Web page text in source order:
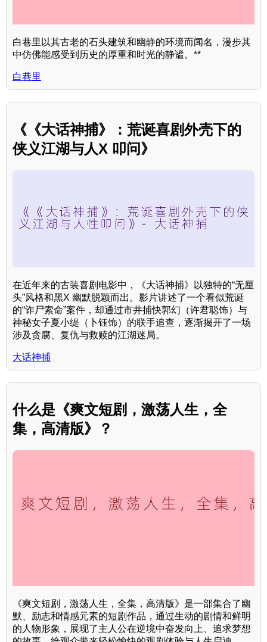
白巷里以其古老的石头建筑和幽静的环境而闻名，漫步其
中仿佛能感受到历史的厚重和时光的静谧。**
白巷里
《《大话神捕》：荒诞喜剧外壳下的
侠义江湖与人X 叩问》
在近年来的古装喜剧电影中，《大话神捕》以独特的“无厘
头”风格和黑X 幽默脱颖而出。影片讲述了一个看似荒诞
的“诈尸索命”案件，却通过市井捕快郭幻（许君聪饰）与
神秘女子夏小缇（卜钰饰）的联手追查，逐渐揭开了一场
涉及贪腐、复仇与救赎的江湖迷局。
大话神捕
什么是《爽文短剧，激荡人生，全
集，高清版》？
《爽文短剧，激荡人生，全集，高清版》是一部集合了幽
默、励志和情感元素的短剧作品，通过生动的剧情和鲜明
的人物形象，展现了主人公在逆境中奋发向上、追求梦想